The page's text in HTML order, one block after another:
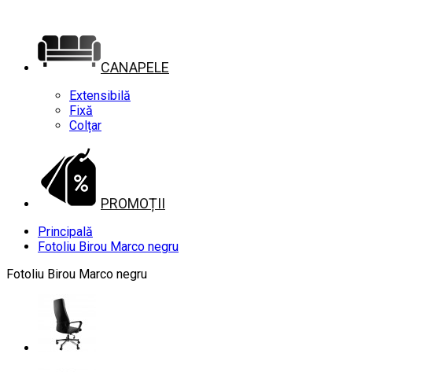
CANAPELE
Extensibilă
Fixă
Colțar
PROMOȚII
Principală
Fotoliu Birou Marco negru
Fotoliu Birou Marco negru